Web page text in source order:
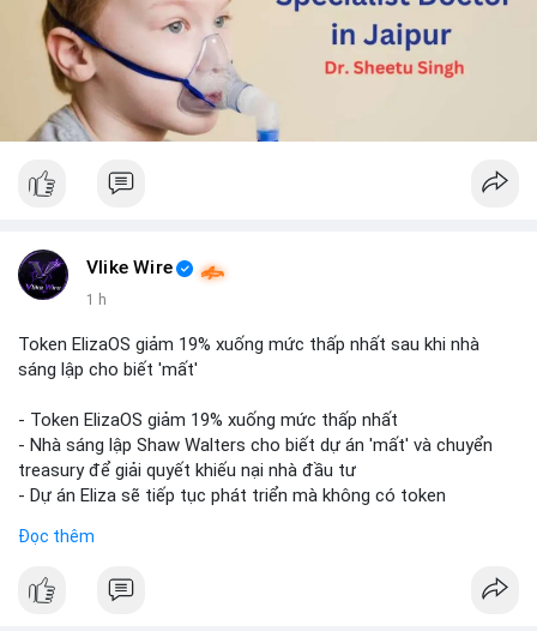
Vlike Wire
1 h
Token ElizaOS giảm 19% xuống mức thấp nhất sau khi nhà
sáng lập cho biết 'mất'
- Token ElizaOS giảm 19% xuống mức thấp nhất
- Nhà sáng lập Shaw Walters cho biết dự án 'mất' và chuyển
treasury để giải quyết khiếu nại nhà đầu tư
- Dự án Eliza sẽ tiếp tục phát triển mà không có token
Đọc thêm